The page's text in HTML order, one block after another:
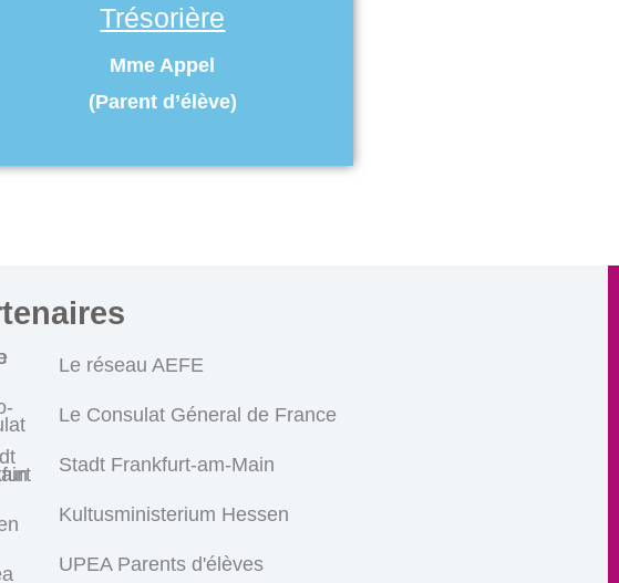
Trésorière
Mme Appel
(Parent d’élève)
Le réseau AEFE
Le Consulat Géneral de France
Stadt Frankfurt-am-Main
Kultusministerium Hessen
UPEA Parents d'élèves